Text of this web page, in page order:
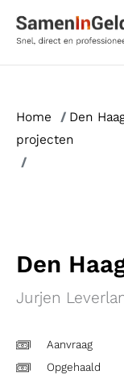
naar
Home
/
projecten
/
Den
Den
Jurjen
Aanvraag
Opgehaald